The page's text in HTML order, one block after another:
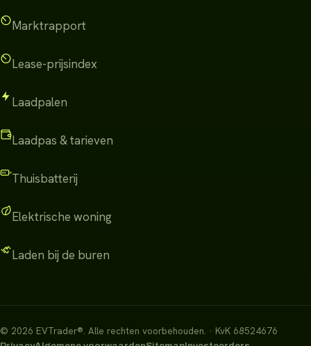
Marktrapport
Lease-prijsindex
Laadpalen
Laadpas & tarieven
Thuisbatterij
Elektrische woning
Laden bij de buren
© 2026 EVTrader®. Alle rechten voorbehouden. · KvK 68524676